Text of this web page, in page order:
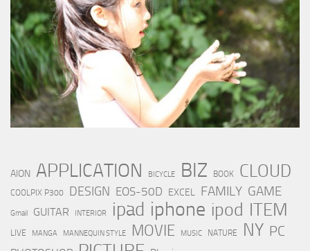
AION APPLICATION BICYCLE BIZ BOOK CLOUD
COOLPIX P300 DESIGN EOS-50D EXCEL FAMILY GAME
Gmail GUITAR INTERIOR ipad iphone ipod ITEM
LIVE MANGA MANNEQUIN STYLE MOVIE MUSIC NATURE NY PC